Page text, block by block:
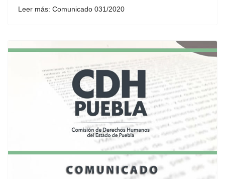
Leer más: Comunicado 031/2020